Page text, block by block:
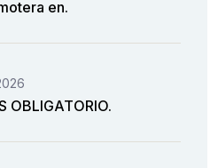
en.
OBLIGATORIO.